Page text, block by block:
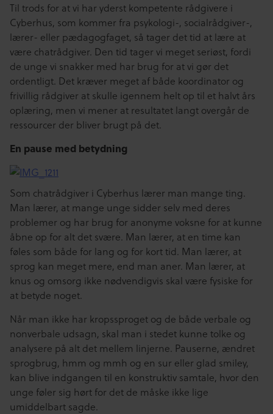
Til trods for at vi har yderst kompetente rådgivere i
Cyberhus, som kommer fra psykologi-, socialrådgiver-,
lærer- eller pædagogfaget, så tager det tid at lære at
være chatrådgiver. Den tid tager vi meget seriøst, fordi
de unge vi snakker med har brug for at vi gør det
ordentligt. Det kræver meget af både koordinator og
frivillig rådgiver at skulle igennem helt op til et halvt års
oplæring, men vi mener at resultatet langt overgår de
ressourcer der bliver brugt på det.
En pause med betydning
Som chatrådgiver i Cyberhus lærer man mange ting.
Man lærer, at mange unge sidder selv med deres
problemer og har brug for anonyme voksne for at kunne
åbne op for alt det svære. Man lærer, at en time kan
føles som både for lang og for kort tid. Man lærer, at
sprog kan meget mere, end man aner. Man lærer, at
knus og omsorg ikke nødvendigvis skal være fysiske for
at betyde noget.
Når man ikke har kropssproget og de både verbale og
nonverbale udsagn, skal man i stedet kunne tolke og
analysere på alt det mellem linjerne. Pauserne, ændret
sprogbrug, hmm og mmh og en sur eller glad smiley,
kan blive indgangen til en konstruktiv samtale, hvor den
unge føler sig hørt for det de måske ikke lige
umiddelbart sagde.